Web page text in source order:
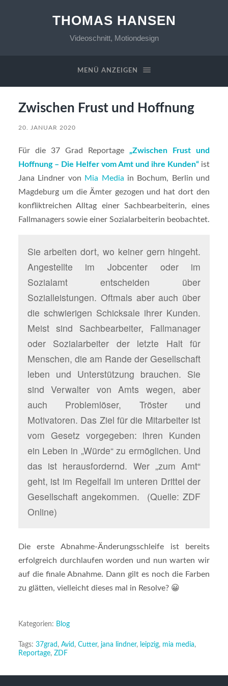
THOMAS HANSEN
Videoschnitt, Motiondesign
MENÜ ANZEIGEN
Zwischen Frust und Hoffnung
20. JANUAR 2020
Für die 37 Grad Reportage„Zwischen Frust und
Hoffnung – Die Helfer vom Amt und ihre Kunden“ ist
Jana Lindner von Mia Media in Bochum, Berlin und
Magdeburg um die Ämter gezogen und hat dort den
konfliktreichen Alltag einer Sachbearbeiterin, eines
Fallmanagers sowie einer Sozialarbeiterin beobachtet.
Sie arbeiten dort, wo keiner gern hingeht.
Angestellte im Jobcenter oder im
Sozialamt entscheiden über
Sozialleistungen. Oftmals aber auch über
die schwierigen Schicksale ihrer Kunden.
Meist sind Sachbearbeiter, Fallmanager
oder Sozialarbeiter der letzte Halt für
Menschen, die am Rande der Gesellschaft
leben und Unterstützung brauchen. Sie
sind Verwalter von Amts wegen, aber
auch Problemlöser, Tröster und
Motivatoren. Das Ziel für die Mitarbeiter ist
vom Gesetz vorgegeben: ihren Kunden
ein Leben in „Würde“ zu ermöglichen. Und
das ist herausfordernd. Wer „zum Amt“
geht, ist im Regelfall im unteren Drittel der
Gesellschaft angekommen. (Quelle: ZDF
Online)
Die erste Abnahme-Änderungsschleife ist bereits
erfolgreich durchlaufen worden und nun warten wir
auf die finale Abnahme. Dann gilt es noch die Farben
zu glätten, vielleicht dieses mal in Resolve? 😀
Kategorien: Blog
Tags: 37grad , Avid , Cutter, jana lindner, leipzig, mia media,
Reportage, ZDF